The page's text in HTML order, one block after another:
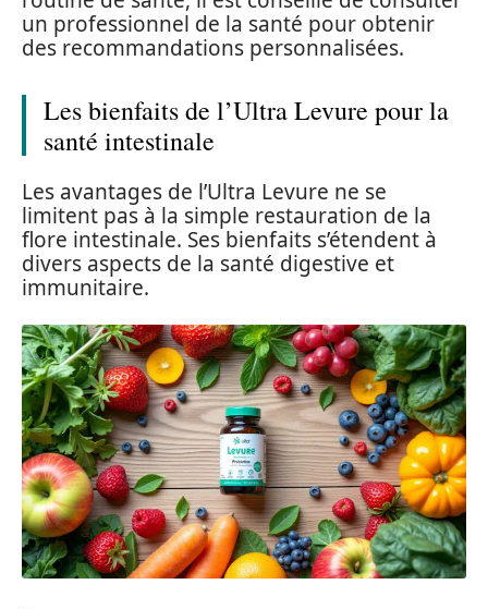
un professionnel de la santé pour obtenir
des recommandations personnalisées.
Les bienfaits de l’Ultra Levure pour la
santé intestinale
Les avantages de l’Ultra Levure ne se
limitent pas à la simple restauration de la
flore intestinale. Ses bienfaits s’étendent à
divers aspects de la santé digestive et
immunitaire.